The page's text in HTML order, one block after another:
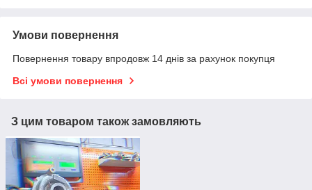
Умови повернення
Повернення товару впродовж 14 днів за рахунок покупця
Всі умови повернення
З цим товаром також замовляють